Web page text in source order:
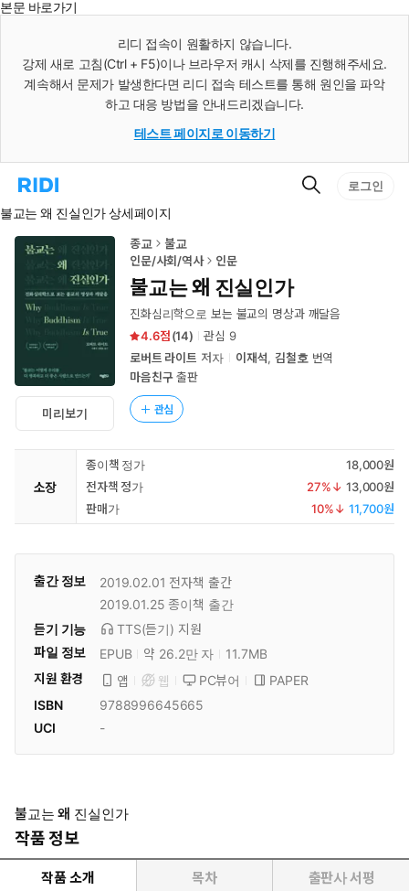
본문 바로가기
리디 접속이 원활하지 않습니다.
강제 새로 고침(Ctrl + F5)이나 브라우저 캐시 삭제를 진행해주세요.
계속해서 문제가 발생한다면 리디 접속 테스트를 통해 원인을 파악
하고 대응 방법을 안내드리겠습니다.
테스트 페이지로 이동하기
리
홈
로
이
검
로그인
불교는 왜 진실인가 상세페이지
미리보기
종교
불교
인문/사회/역사
인문
불교는 왜 진실인가
진화심리학으로 보는 불교의 명상과 깨달음
4.6
(14) 관심 9
로버트 라이트 저자 이재석,김철호 번역
마음친구출판
관심
소장
종이책 정가
18,000원
전자책 정가
27%↓ 13,000원
판매가
10%↓ 11,700원
출간 정보 2019.02.01 전자책 출간
2019.01.25 종이책 출간
듣기 기능
TTS(듣기) 지원
파일 정보
EPUB 약 26.2만 자
11.7MB
지원 환경
앱 웹 PC뷰어
PAPER
ISBN
9788996645665
UCI
-
불교는 왜 진실인가
작품 정보
작품 소개 목차 출판사 서평